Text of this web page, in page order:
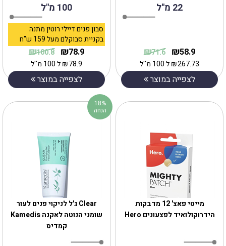
100 מ"ל
סבון פנים דיילי רוטין מתנה
בקניית סבוקלם מעל 159 ש"ח
78.9
₪
100.8
₪
78.9
₪ל 100 מ''ל
לצפייה במוצר
22 מ''ל
58.9
₪
71.6
₪
267.73
₪ל 100 מ''ל
לצפייה במוצר
Clear ג'ל לניקוי פנים לעור
שומני הנוטה לאקנה Kamedis
קמדיס
18%
הנחה
מייטי פאצ' 12 מדבקות
הידרוקולואיד לפצעונים Hero